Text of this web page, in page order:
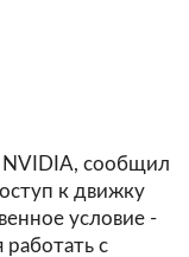
NVIDIA, сообщил
к движку
условие -
с